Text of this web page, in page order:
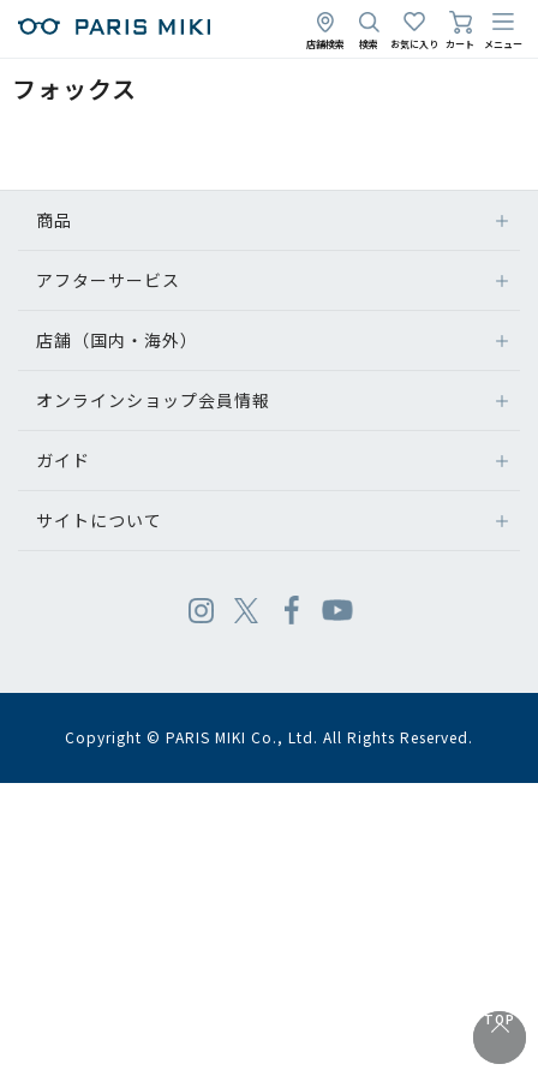
店舗検索 検索 お気に入り カート メニュー
フォックス
TOP
TOP
商品
アフターサービス
店舗（国内・海外）
オンラインショップ会員情報
ガイド
サイトについて
Copyright © PARIS MIKI Co., Ltd. All Rights Reserved.